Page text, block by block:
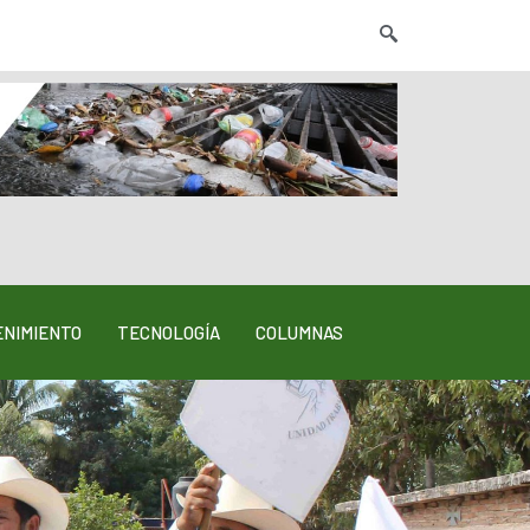
TECNOLOGÍA COLUMNAS